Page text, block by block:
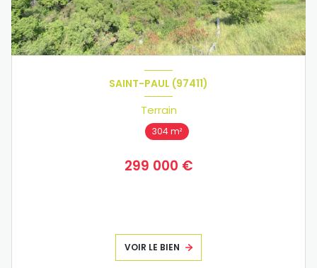
SAINT-PAUL (97411)
Terrain
304 m²
299 000 €
VOIR LE BIEN